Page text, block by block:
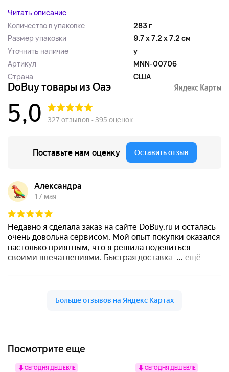
Читать описание
Количество в упаковке
283 г
Размер упаковки
9.7 x 7.2 x 7.2 см
Уточнить наличие
y
Артикул
MNN-00706
Страна
США
Посмотрите еще
СЕГОДНЯ ДЕШЕВЛЕ СЕГОДНЯ ДЕШЕВЛЕ